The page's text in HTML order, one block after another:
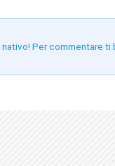
Per commentare